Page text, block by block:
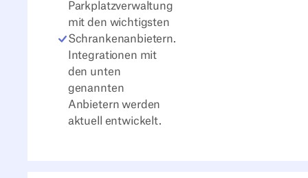
Parkplatzverwaltung
mit den wichtigsten
Schrankenanbietern.
Integrationen mit
den unten
genannten
Anbietern werden
aktuell entwickelt.